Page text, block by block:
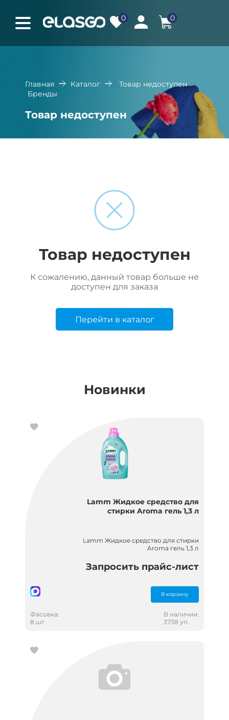
0 0
Главная Каталог
Товар недоступен
Бренды
Товар недоступен
Товар недоступен
К сожалению, данный товар больше не
доступен для заказа
Перейти в каталог
Новинки
Lamm Жидкое средство для
стирки Aroma гель 1,3 л
Lamm Жидкое средство для стирки
Aroma гель 1,3 л
Запросить прайс-лист
В корзину
Фасовка:
8 шт
В наличии:
3738 уп.